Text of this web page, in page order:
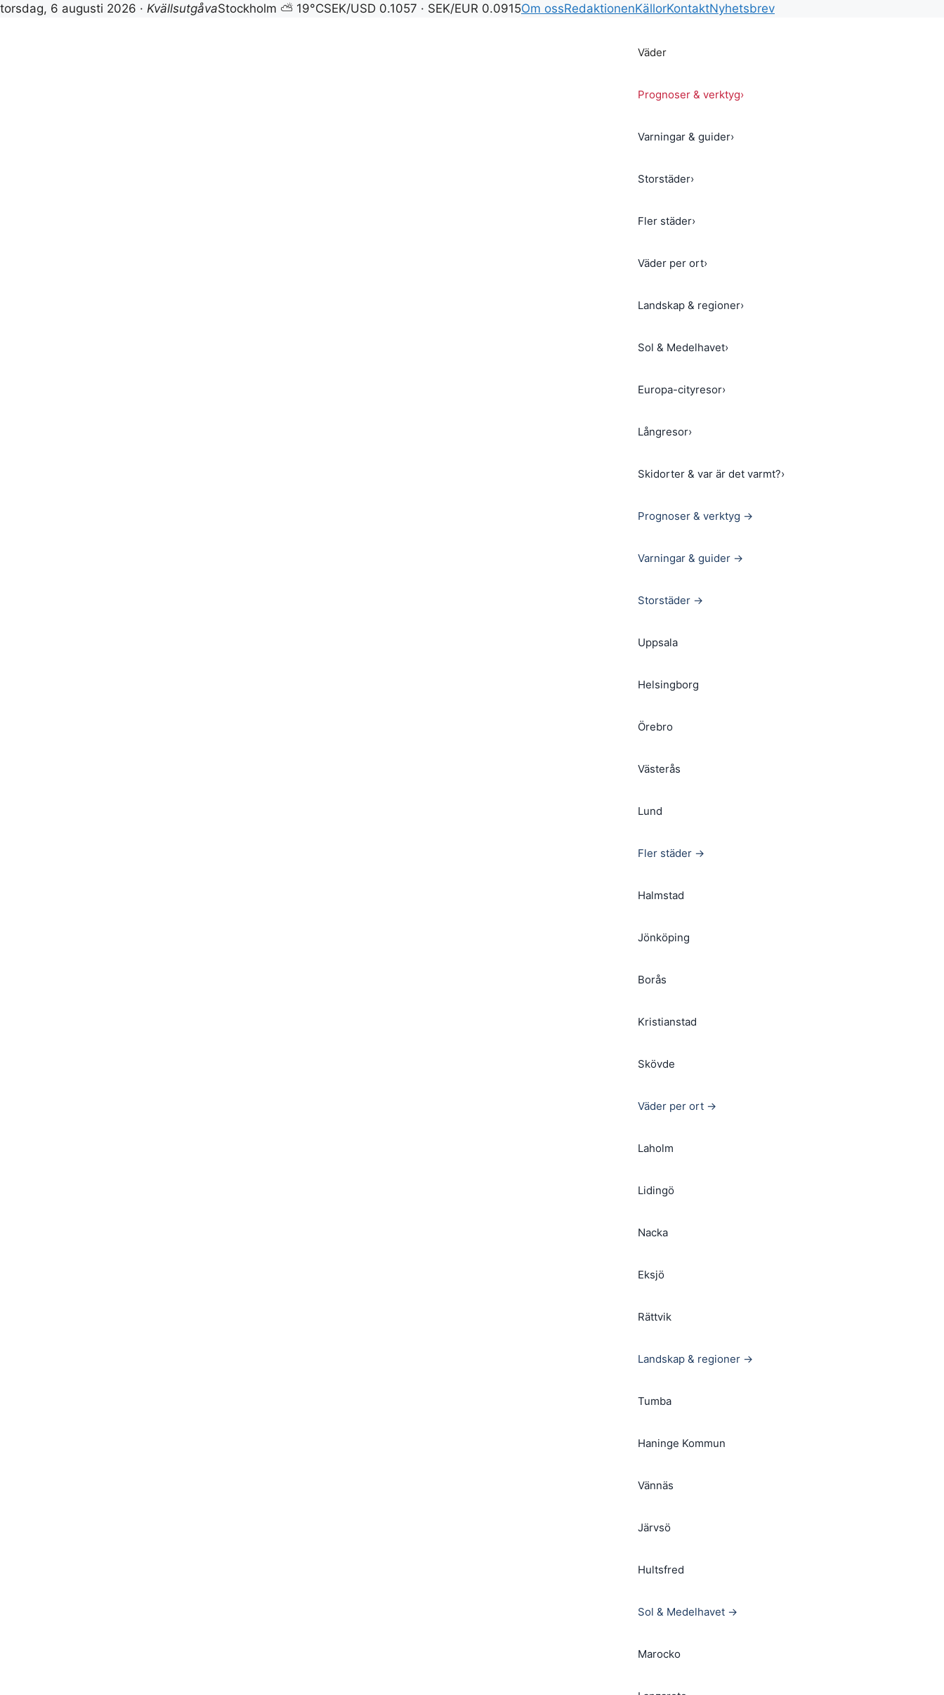
torsdag, 6 augusti 2026 · KvällsutgåvaStockholm ⛅ 19°CSEK/USD 0.1057 · SEK/EUR 0.0915Om ossRedaktionenKällorKontaktNyhetsbrev
Väder
Prognoser & verktyg›
Varningar & guider›
Storstäder›
Fler städer›
Väder per ort›
Landskap & regioner›
Sol & Medelhavet›
Europa-cityresor›
Långresor›
Skidorter & var är det varmt?›
Prognoser & verktyg →
Varningar & guider →
Storstäder →
Uppsala
Helsingborg
Örebro
Västerås
Lund
Fler städer →
Halmstad
Jönköping
Borås
Kristianstad
Skövde
Väder per ort →
Laholm
Lidingö
Nacka
Eksjö
Rättvik
Landskap & regioner →
Tumba
Haninge Kommun
Vännäs
Järvsö
Hultsfred
Sol & Medelhavet →
Marocko